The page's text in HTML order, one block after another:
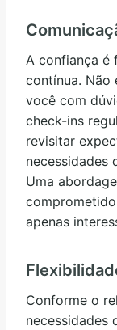
A confiança é
contínua. Não
você com
check-ins
revisitar
necessidades
Uma
apenas
Conforme o
necessidades